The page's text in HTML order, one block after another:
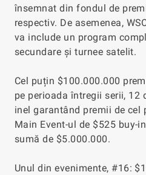
însemnat din fondul de
respectiv. De asemenea,
va include un program
secundare și turnee satelit.
Cel puțin $100.000.000
pe perioada întregii serii, 12
inel garantând premii de cel
Main Event-ul de $525 buy-
sumă de $5.000.000.
Unul din evenimente, #16: